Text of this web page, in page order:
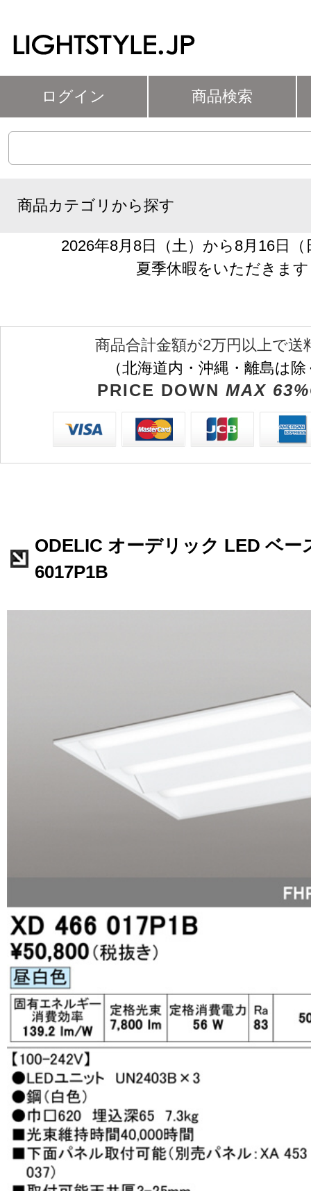
ログイン 商品検索
商品カテゴリから探す
2026年8月8日（土）から8月16日
夏季休暇をいただきます
商品合計金額が2万円以上で送
（北海道内・沖縄・離島は
PRICE DOWN MAX
ODELIC オーデリック LED ベー
6017P1B